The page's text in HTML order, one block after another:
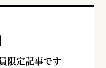
限定記事です